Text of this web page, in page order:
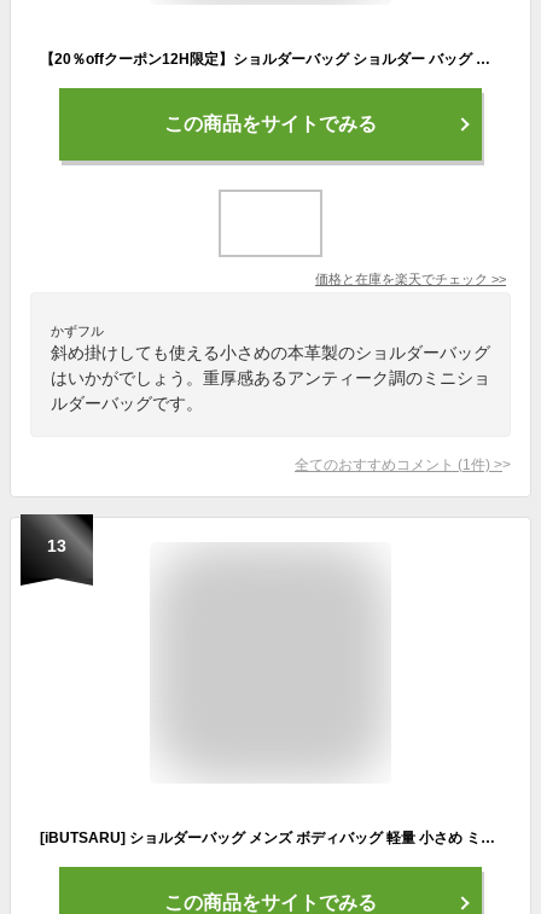
【20％offクーポン12H限定】ショルダーバッグ ショルダー バッグ 斜めがけバッグ レザー 小さめ メッセンジャーバッグ 本革 大人 かっこいい アンティーク調 重厚感 シンプル ツイル素材 ヴィンテージ コンパクト ミニショルダー クリスマスプレゼント
この商品をサイトでみる
価格と在庫を楽天でチェック >>
かずフル
斜め掛けしても使える小さめの本革製のショルダーバッグ
はいかがでしょう。重厚感あるアンティーク調のミニショ
ルダーバッグです。
全てのおすすめコメント (1 件) >
13
[iBUTSARU] ショルダーバッグ メンズ ボディバッグ 軽量 小さめ ミニ mini ウエストバッグ ハンドバッグ 鞄 肩掛けバッグ 斜めがけ 防水 メッセンジャーバッグ 手提げバッグ ハンドル 多機能 出張 旅行 通勤 人気 (ブラック)
この商品をサイトでみる